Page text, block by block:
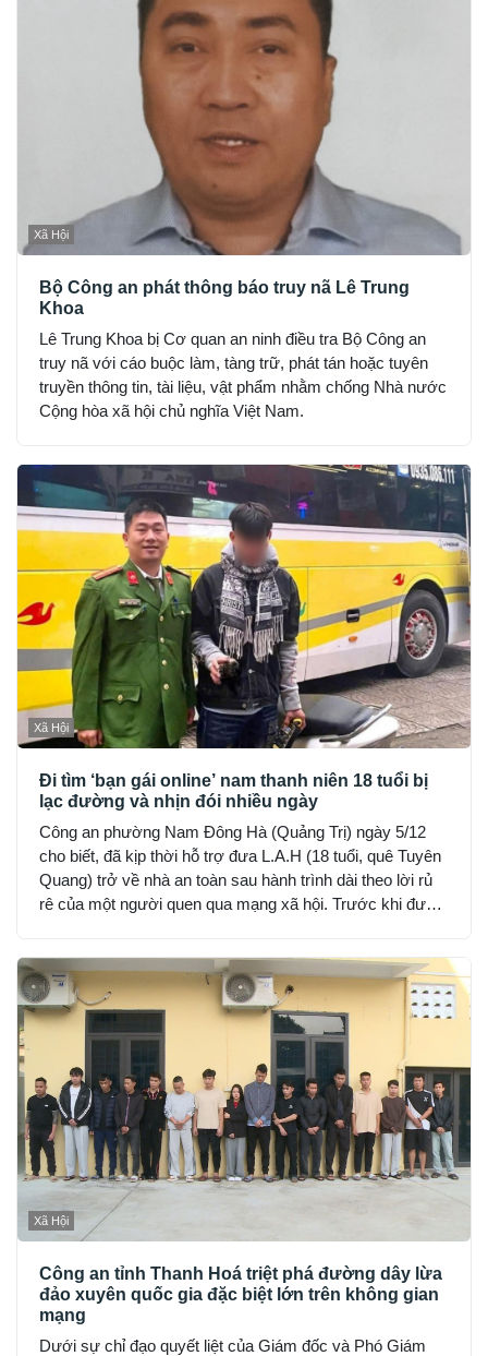
Xã Hội
Bộ Công an phát thông báo truy nã Lê Trung
Khoa
Lê Trung Khoa bị Cơ quan an ninh điều tra Bộ Công an
truy nã với cáo buộc làm, tàng trữ, phát tán hoặc tuyên
truyền thông tin, tài liệu, vật phẩm nhằm chống Nhà nước
Cộng hòa xã hội chủ nghĩa Việt Nam.
Xã Hội
Đi tìm ‘bạn gái online’ nam thanh niên 18 tuổi bị
lạc đường và nhịn đói nhiều ngày
Công an phường Nam Đông Hà (Quảng Trị) ngày 5/12
cho biết, đã kịp thời hỗ trợ đưa L.A.H (18 tuổi, quê Tuyên
Quang) trở về nhà an toàn sau hành trình dài theo lời rủ
rê của một người quen qua mạng xã hội. Trước khi được
Xã Hội
Công an tỉnh Thanh Hoá triệt phá đường dây lừa
đảo xuyên quốc gia đặc biệt lớn trên không gian
mạng
Dưới sự chỉ đạo quyết liệt của Giám đốc và Phó Giám